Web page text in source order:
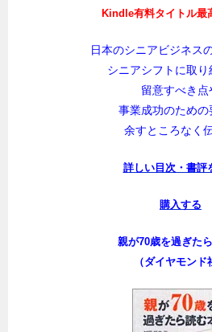
Kindle有料タイトル最
日本のシニアビジネス
シニアシフトに取り
留意すべき点
事業成功のための
余すところなく
詳しい目次・書評
購入する
親が70歳を過ぎた
（ダイヤモンド